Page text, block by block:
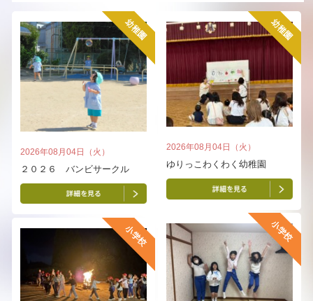
2026年08月04日（火）
２０２６ バンビサークル
2026年08月04日（火）
ゆりっこわくわく幼稚園